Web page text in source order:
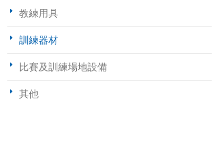
教練用具
訓練器材
比賽及訓練場地設備
其他